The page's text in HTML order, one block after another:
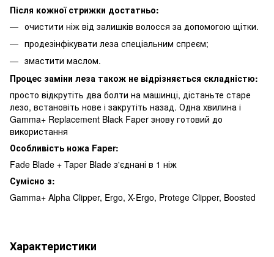
Після кожної стрижки достатньо:
очистити ніж від залишків волосся за допомогою щітки.
продезінфікувати леза спеціальним спреєм;
змастити маслом.
Процес заміни леза також не відрізняється складністю:
просто відкрутіть два болти на машинці, дістаньте старе
лезо, встановіть нове і закрутіть назад. Одна хвилина і
Gamma+ Replacement Black Faper знову готовий до
використання
Особливість ножа Faper:
Fade Blade + Taper Blade з'єднані в 1 ніж
Сумісно з:
Gamma+ Alpha Clipper, Ergo, X-Ergo, Protege Clipper, Boosted
Характеристики